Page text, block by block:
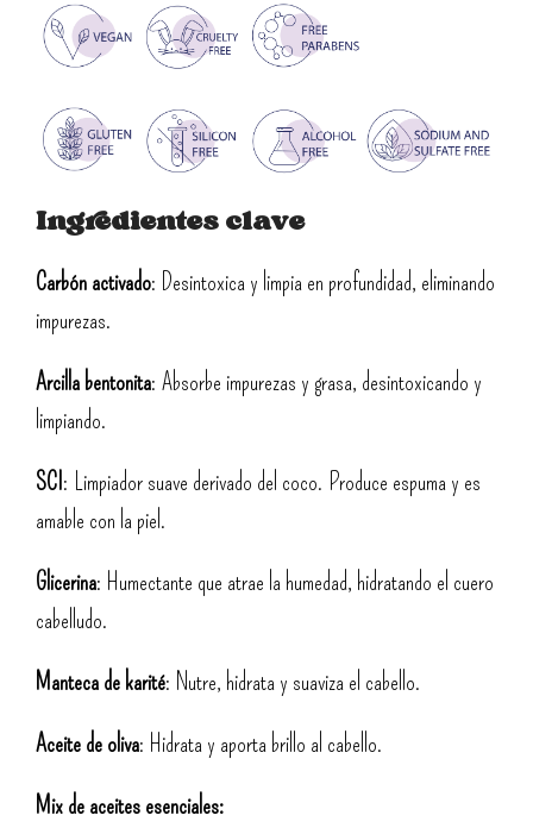
Ingredientes clave
Carbón activado: Desintoxica y limpia en profundidad, eliminando
impurezas.
Arcilla bentonita: Absorbe impurezas y grasa, desintoxicando y
limpiando.
SCI: Limpiador suave derivado del coco. Produce espuma y es
amable con la piel.
Glicerina: Humectante que atrae la humedad, hidratando el cuero
cabelludo.
Manteca de karité: Nutre, hidrata y suaviza el cabello.
Aceite de oliva: Hidrata y aporta brillo al cabello.
Mix de aceites esenciales: